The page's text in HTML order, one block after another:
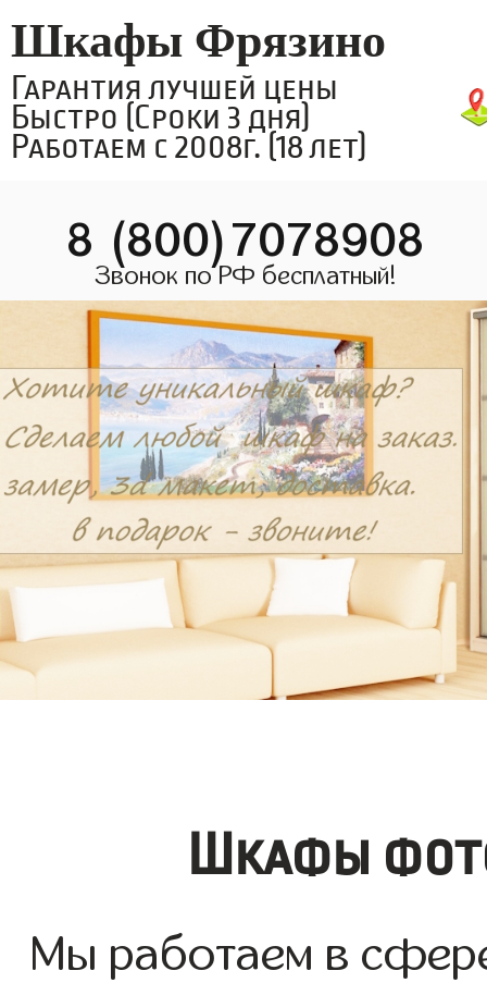
Шкафы Фрязино
Гарантия лучшей цены
Быстро (Сроки 3 дня)
Работаем с 2008г. (18 лет)
8 (800)7078908
Звонок по РФ бесплатный!
Шкафы
Мы работаем в